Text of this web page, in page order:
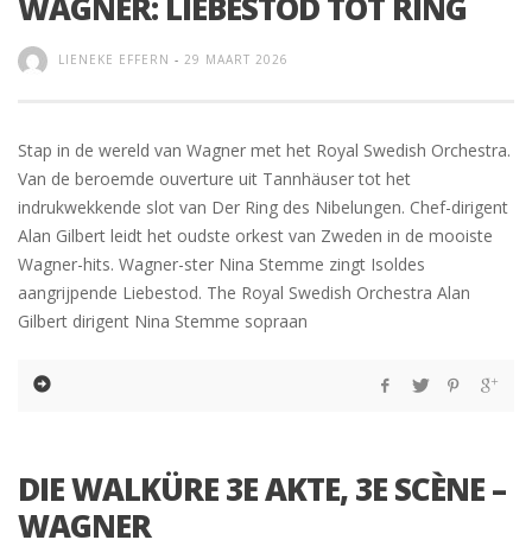
LIENEKE EFFERN - 29 MAART 2026
Stap in de wereld van Wagner met het Royal Swedish Orchestra.
Van de beroemde ouverture uit Tannhäuser tot het
indrukwekkende slot van Der Ring des Nibelungen. Chef-dirigent
Alan Gilbert leidt het oudste orkest van Zweden in de mooiste
Wagner-hits. Wagner-ster Nina Stemme zingt Isoldes
aangrijpende Liebestod. The Royal Swedish Orchestra Alan
Gilbert dirigent Nina Stemme sopraan
DIE WALKÜRE 3E AKTE, 3E SCÈNE –
WAGNER